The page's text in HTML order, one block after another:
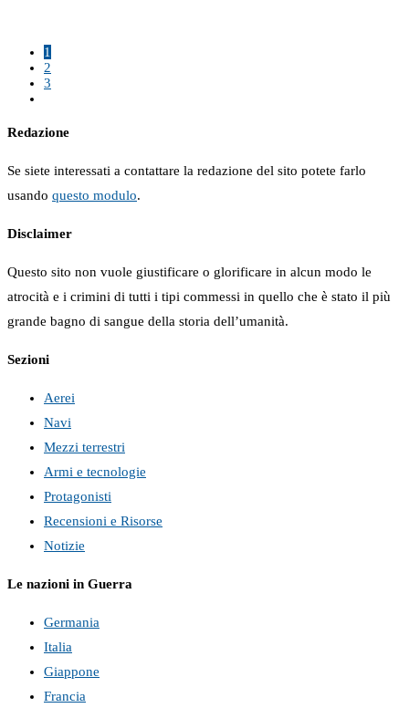
1
2
3
Redazione
Se siete interessati a contattare la redazione del sito potete farlo
usando questo modulo.
Disclaimer
Questo sito non vuole giustificare o glorificare in alcun modo le
atrocità e i crimini di tutti i tipi commessi in quello che è stato il più
grande bagno di sangue della storia dell’umanità.
Sezioni
Aerei
Navi
Mezzi terrestri
Armi e tecnologie
Protagonisti
Recensioni e Risorse
Notizie
Le nazioni in Guerra
Germania
Italia
Giappone
Francia